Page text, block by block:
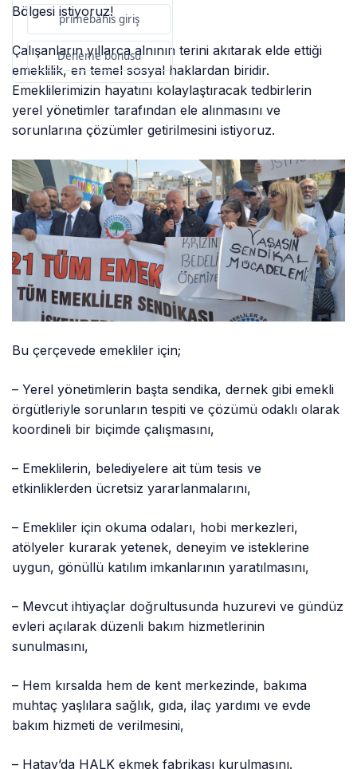
primebahis giriş
Deneme bonusu
Bölgesi istiyoruz!
Çalışanların yıllarca alnının terini akıtarak elde ettiği
emeklilik, en temel sosyal haklardan biridir.
Emeklilerimizin hayatını kolaylaştıracak tedbirlerin
yerel yönetimler tarafından ele alınmasını ve
sorunlarına çözümler getirilmesini istiyoruz.
Bu çerçevede emekliler için;
– Yerel yönetimlerin başta sendika, dernek gibi emekli
örgütleriyle sorunların tespiti ve çözümü odaklı olarak
koordineli bir biçimde çalışmasını,
– Emeklilerin, belediyelere ait tüm tesis ve
etkinliklerden ücretsiz yararlanmalarını,
– Emekliler için okuma odaları, hobi merkezleri,
atölyeler kurarak yetenek, deneyim ve isteklerine
uygun, gönüllü katılım imkanlarının yaratılmasını,
– Mevcut ihtiyaçlar doğrultusunda huzurevi ve gündüz
evleri açılarak düzenli bakım hizmetlerinin
sunulmasını,
– Hem kırsalda hem de kent merkezinde, bakıma
muhtaç yaşlılara sağlık, gıda, ilaç yardımı ve evde
bakım hizmeti de verilmesini,
– Hatay’da HALK ekmek fabrikası kurulmasını.